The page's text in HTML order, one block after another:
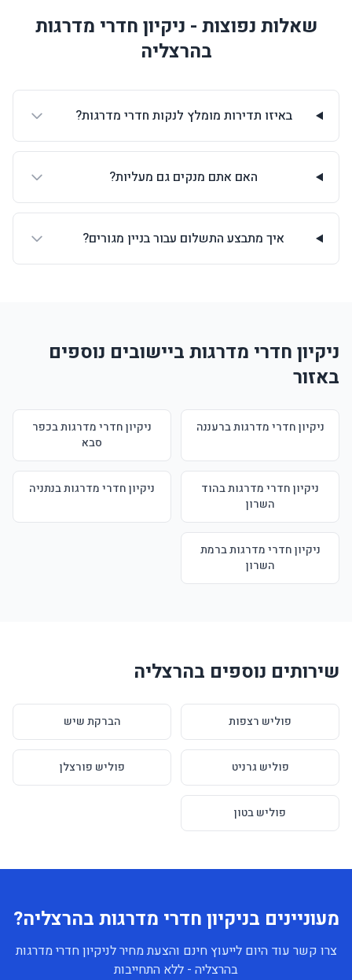
שאלות נפוצות - ניקיון חדרי מדרגות
בהרצליה
באיזו תדירות מומלץ לנקות חדרי מדרגות?
האם אתם מנקים גם מעליות?
איך מתבצע התשלום עבור בניין מגורים?
ניקיון חדרי מדרגות ביישובים נוספים
באזור
ניקיון חדרי מדרגות ברעננה
ניקיון חדרי מדרגות בכפר
סבא
ניקיון חדרי מדרגות בהוד
השרון
ניקיון חדרי מדרגות בנתניה
ניקיון חדרי מדרגות ברמת
השרון
שירותים נוספים בהרצליה
פוליש רצפות הברקת שיש
פוליש גרניט פוליש פורצלן
פוליש בטון
מעוניינים בניקיון חדרי מדרגות בהרצליה?
צרו קשר עוד היום לייעוץ חינם והצעת מחיר לניקיון חדרי מדרגות
בהרצליה - ללא התחייבות